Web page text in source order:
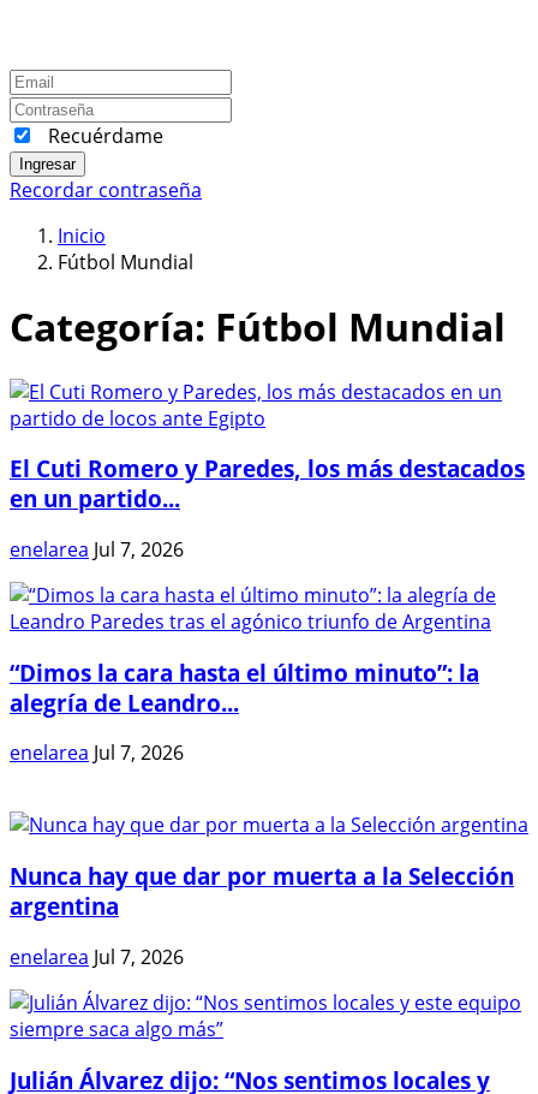
Recuérdame
Ingresar
Recordar contraseña
Inicio
Fútbol Mundial
Categoría: Fútbol Mundial
El Cuti Romero y Paredes, los más destacados
en un partido...
enelarea Jul 7, 2026
“Dimos la cara hasta el último minuto”: la
alegría de Leandro...
enelarea Jul 7, 2026
Nunca hay que dar por muerta a la Selección
argentina
enelarea Jul 7, 2026
Julián Álvarez dijo: “Nos sentimos locales y